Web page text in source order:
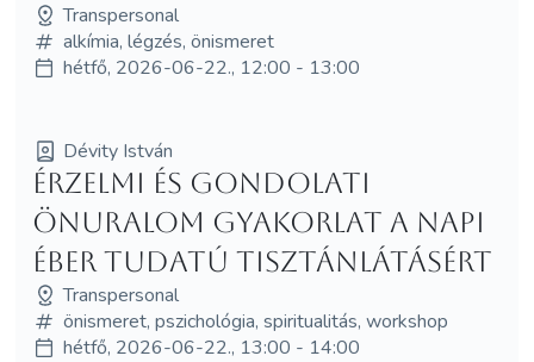
Transpersonal
alkímia, légzés, önismeret
hétfő, 2026-06-22., 12:00 - 13:00
Dévity István
Érzelmi és gondolati
önuralom gyakorlat a napi
éber tudatú tisztánlátásért
Transpersonal
önismeret, pszichológia, spiritualitás, workshop
hétfő, 2026-06-22., 13:00 - 14:00